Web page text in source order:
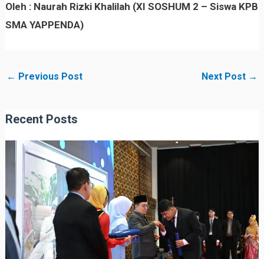
Oleh : Naurah Rizki Khalilah (XI SOSHUM 2 – Siswa KPB
SMA YAPPENDA)
← Previous Post Next Post →
Recent Posts